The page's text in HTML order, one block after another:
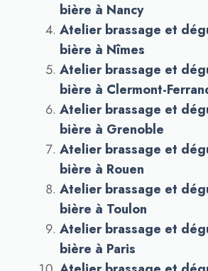
bière à Nancy
Atelier brassage et
bière à Nîmes
Atelier brassage et
bière à Clermont-
Atelier brassage et
bière à Grenoble
Atelier brassage et
bière à Rouen
Atelier brassage et
bière à Toulon
Atelier brassage et
bière à Paris